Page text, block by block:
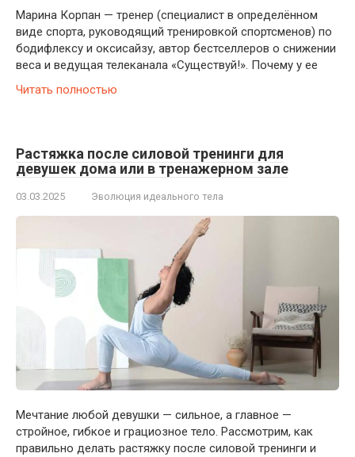
Марина Корпан — тренер (специалист в определённом
виде спорта, руководящий тренировкой спортсменов) по
бодифлексу и оксисайзу, автор бестселлеров о снижении
веса и ведущая телеканала «Существуй!». Почему у ее
Читать полностью
Растяжка после силовой тренинги для
девушек дома или в тренажерном зале
03.03.2025 Эволюция идеального тела
Мечтание любой девушки — сильное, а главное —
стройное, гибкое и грациозное тело. Рассмотрим, как
правильно делать растяжку после силовой тренинги и